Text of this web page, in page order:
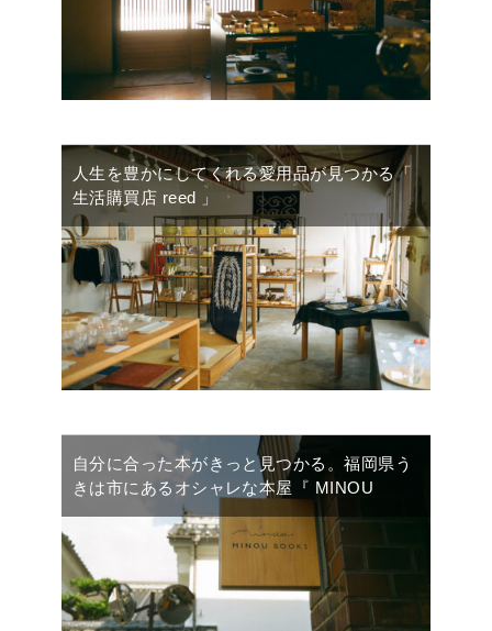
人生を豊かにしてくれる愛用品が見つかる「
生活購買店 reed 」
自分に合った本がきっと見つかる。福岡県う
きは市にあるオシャレな本屋『 MINOU